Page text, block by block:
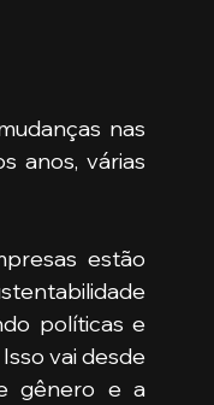
nas
anos, várias
estão
políticas e
vai desde
gênero e a